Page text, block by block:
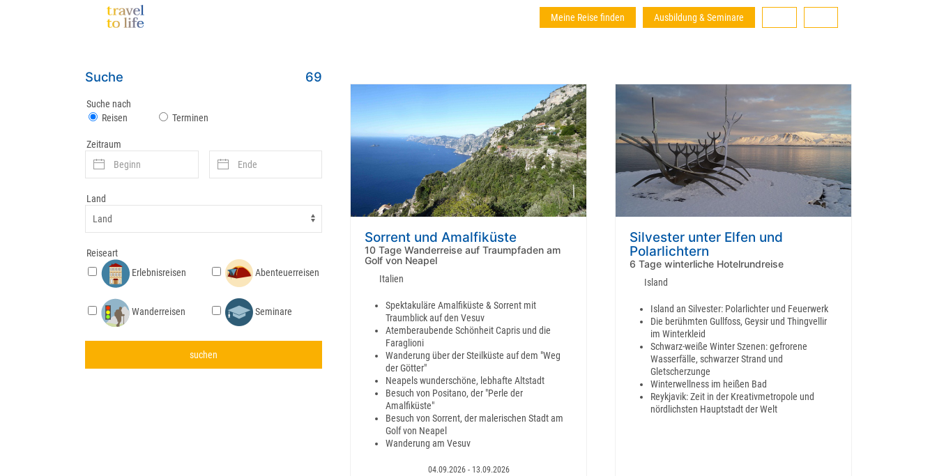
Meine Reise finden Ausbildung & Seminare
Suche 69
Suche nach
Reisen
Terminen
Zeitraum
Land
Reiseart
Erlebnisreisen
Abenteuerreisen
Wanderreisen Seminare
Sorrent und Amalfiküste
10 Tage Wanderreise auf Traumpfaden am
Golf von Neapel
Italien
Spektakuläre Amalfiküste & Sorrent mit
Traumblick auf den Vesuv
Atemberaubende Schönheit Capris und die
Faraglioni
Wanderung über der Steilküste auf dem "Weg
der Götter"
Neapels wunderschöne, lebhafte Altstadt
Besuch von Positano, der "Perle der
Amalfiküste"
Besuch von Sorrent, der malerischen Stadt am
Golf von Neapel
Wanderung am Vesuv
04.09.2026 - 13.09.2026
Silvester unter Elfen und
Polarlichtern
6 Tage winterliche Hotelrundreise
Island
Island an Silvester: Polarlichter und Feuerwerk
Die berühmten Gullfoss, Geysir und Thingvellir
im Winterkleid
Schwarz-weiße Winter Szenen: gefrorene
Wasserfälle, schwarzer Strand und
Gletscherzunge
Winterwellness im heißen Bad
Reykjavik: Zeit in der Kreativmetropole und
nördlichsten Hauptstadt der Welt